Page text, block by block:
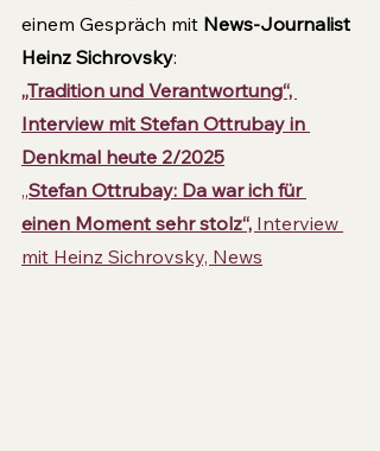
einem Gespräch mit News-Journalist
Heinz Sichrovsky:
„Tradition und Verantwortung“,
Interview mit Stefan Ottrubay in
Denkmal heute 2/2025
„Stefan Ottrubay: Da war ich für
einen Moment sehr stolz“, Interview
mit Heinz Sichrovsky, News